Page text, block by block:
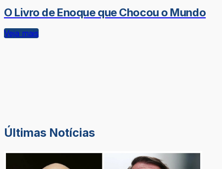
O Livro de Enoque que Chocou o Mundo
Veja mais
Últimas Notícias